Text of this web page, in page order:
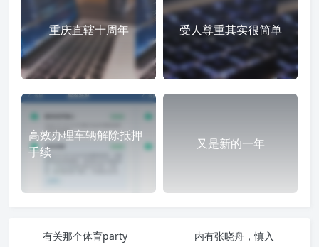
重庆直辖十周年 受人尊重其实很简单
高效办理车辆解除抵押
手续
又是新的一年
有关那个体育party
内有张晓舟，慎入